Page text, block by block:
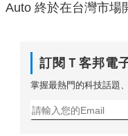
Auto 終於在台灣市場
訂閱Ｔ客邦電
掌握最熱門的科技話題